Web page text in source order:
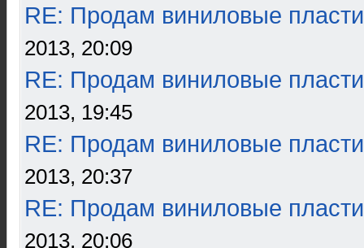
RE: Продам виниловые
2013, 20:09
RE: Продам виниловые
2013, 19:45
RE: Продам виниловые
2013, 20:37
RE: Продам виниловые
2013, 20:06